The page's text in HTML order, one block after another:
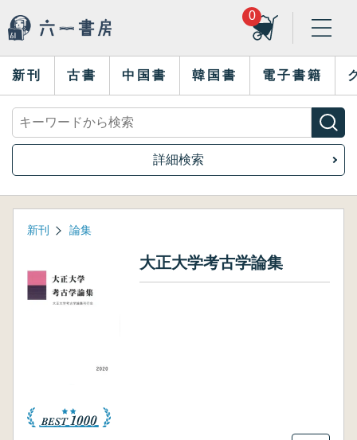
0
新刊 古書 中国書 韓国書 電子書籍
詳細検索
新刊 論集
大正大学考古学論集